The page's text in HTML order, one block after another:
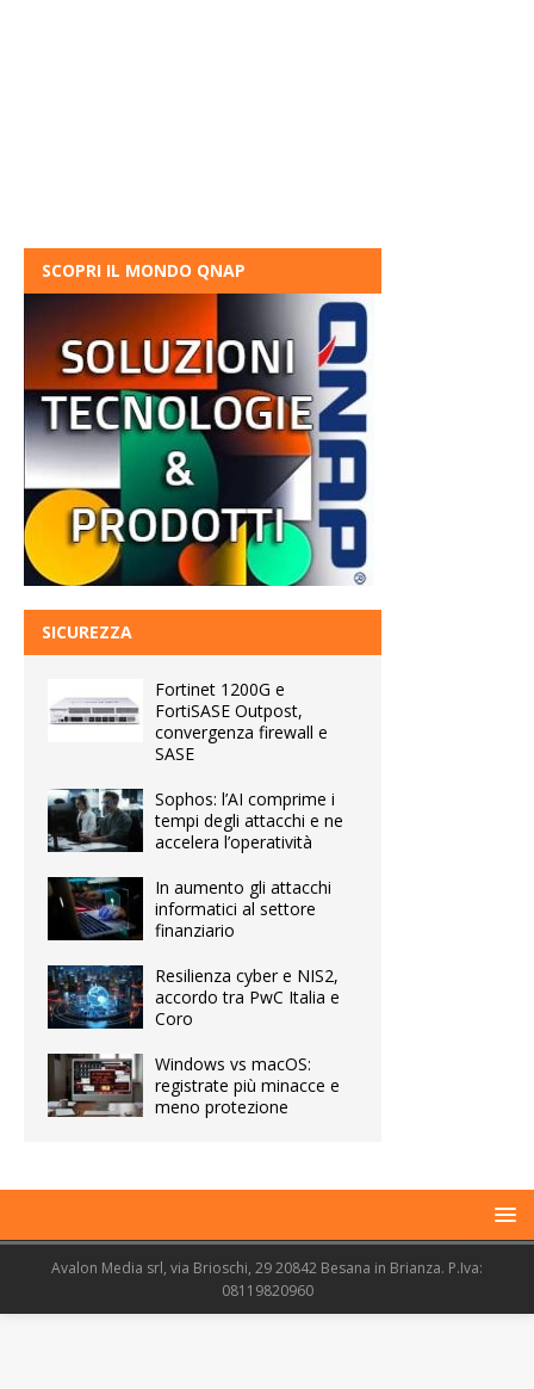
SCOPRI IL MONDO QNAP
SICUREZZA
Fortinet 1200G e
FortiSASE Outpost,
convergenza firewall e
SASE
Sophos: l’AI comprime i
tempi degli attacchi e ne
accelera l’operatività
In aumento gli attacchi
informatici al settore
finanziario
Resilienza cyber e NIS2,
accordo tra PwC Italia e
Coro
Windows vs macOS:
registrate più minacce e
meno protezione
Avalon Media srl, via Brioschi, 29 20842 Besana in Brianza. P.Iva:
08119820960